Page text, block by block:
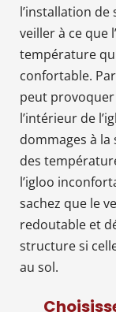
l’installation
veiller à ce que
température
confortable.
peut provoquer
l’intérieur de
dommages à
des
l’igloo
sachez que le
redoutable et
structure si
au sol.